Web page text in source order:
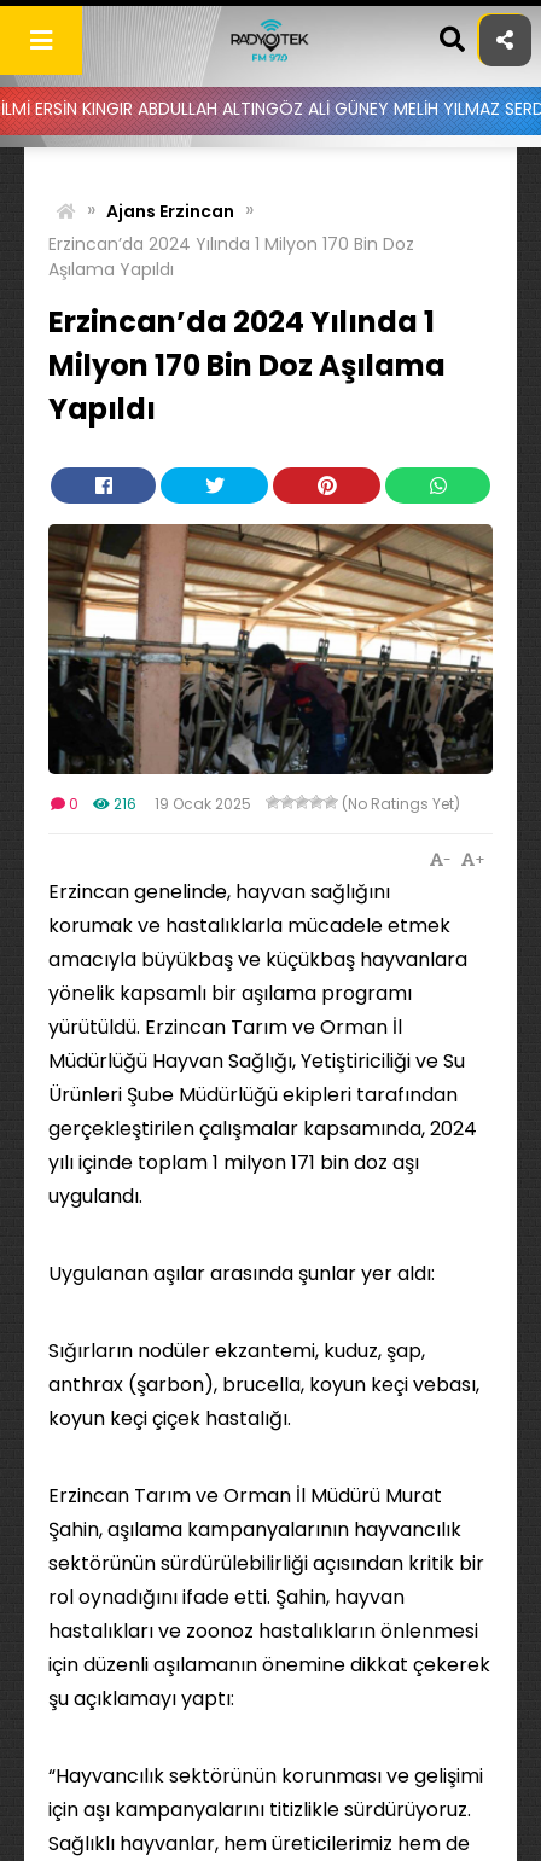
Skip
content
ABDULLAH ALTINGÖZ ALİ GÜNEY MELİH YILMAZ SERDAR AYDIN
» Ajans Erzincan »
Erzincan’da 2024 Yılında 1 Milyon 170 Bin Doz
Aşılama Yapıldı
Erzincan’da 2024 Yılında 1
Milyon 170 Bin Doz Aşılama
Yapıldı
0 216 19 Ocak 2025 (No Ratings Yet)
+
-
Erzincan genelinde, hayvan sağlığını
korumak ve hastalıklarla mücadele etmek
amacıyla büyükbaş ve küçükbaş hayvanlara
yönelik kapsamlı bir aşılama programı
yürütüldü. Erzincan Tarım ve Orman İl
Müdürlüğü Hayvan Sağlığı, Yetiştiriciliği ve Su
Ürünleri Şube Müdürlüğü ekipleri tarafından
gerçekleştirilen çalışmalar kapsamında, 2024
yılı içinde toplam 1 milyon 171 bin doz aşı
uygulandı.
Uygulanan aşılar arasında şunlar yer aldı:
Sığırların nodüler ekzantemi, kuduz, şap,
anthrax (şarbon), brucella, koyun keçi vebası,
koyun keçi çiçek hastalığı.
Erzincan Tarım ve Orman İl Müdürü Murat
Şahin, aşılama kampanyalarının hayvancılık
sektörünün sürdürülebilirliği açısından kritik bir
rol oynadığını ifade etti. Şahin, hayvan
hastalıkları ve zoonoz hastalıkların önlenmesi
için düzenli aşılamanın önemine dikkat çekerek
şu açıklamayı yaptı:
“Hayvancılık sektörünün korunması ve gelişimi
için aşı kampanyalarını titizlikle sürdürüyoruz.
Sağlıklı hayvanlar, hem üreticilerimiz hem de